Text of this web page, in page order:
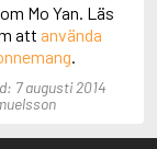
Mo Yan. Läs
att använda
7 augusti 2014